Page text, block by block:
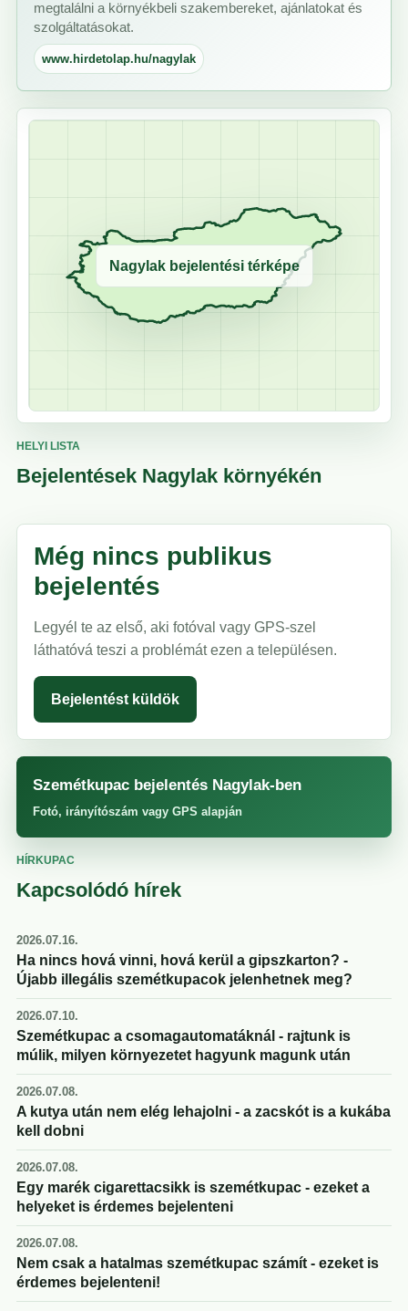
megtalálni a környékbeli szakembereket, ajánlatokat és
szolgáltatásokat.
www.hirdetolap.hu/nagylak
Nagylak bejelentési térképe
HELYI LISTA
Bejelentések Nagylak környékén
Még nincs publikus
bejelentés
Legyél te az első, aki fotóval vagy GPS-szel
láthatóvá teszi a problémát ezen a településen.
Bejelentést küldök
Szemétkupac bejelentés Nagylak-ben
Fotó, irányítószám vagy GPS alapján
HÍRKUPAC
Kapcsolódó hírek
2026.07.16.
Ha nincs hová vinni, hová kerül a gipszkarton? -
Újabb illegális szemétkupacok jelenhetnek meg?
2026.07.10.
Szemétkupac a csomagautomatáknál - rajtunk is
múlik, milyen környezetet hagyunk magunk után
2026.07.08.
A kutya után nem elég lehajolni - a zacskót is a kukába
kell dobni
2026.07.08.
Egy marék cigarettacsikk is szemétkupac - ezeket a
helyeket is érdemes bejelenteni
2026.07.08.
Nem csak a hatalmas szemétkupac számít - ezeket is
érdemes bejelenteni!